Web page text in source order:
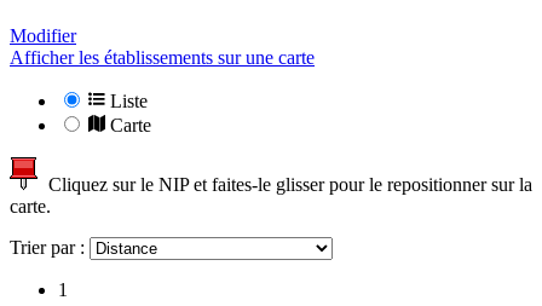
Modifier
Afficher les établissements sur une carte
Liste
Carte
Cliquez sur le NIP et faites-le glisser pour le repositionner sur la
carte.
Trier par :
1